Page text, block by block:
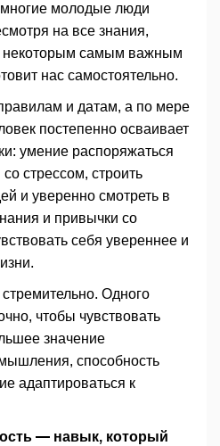
молодые люди
на все знания,
некоторым самым важным
нас самостоятельно.
и датам, а по мере
постепенно осваивает
умение распоряжаться
стрессом, строить
и уверенно смотреть в
и привычки со
себя увереннее и
Одного
чтобы чувствовать
значение
способность
адаптироваться к
— навык, который